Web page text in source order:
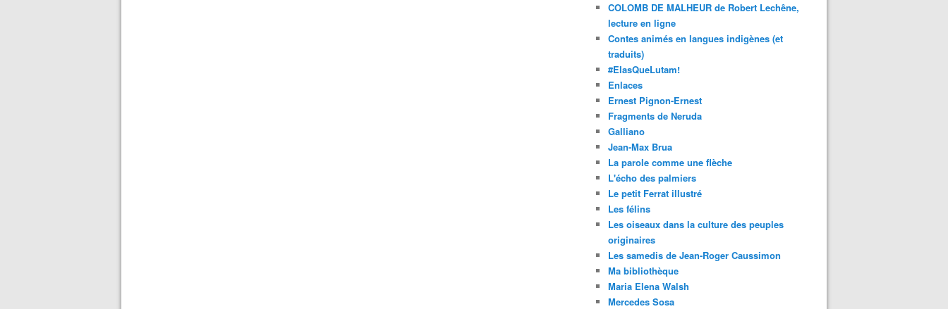
COLOMB DE MALHEUR de Robert Lechêne,
lecture en ligne
Contes animés en langues indigènes (et
traduits)
#ElasQueLutam!
Enlaces
Ernest Pignon-Ernest
Fragments de Neruda
Galliano
Jean-Max Brua
La parole comme une flèche
L'écho des palmiers
Le petit Ferrat illustré
Les félins
Les oiseaux dans la culture des peuples
originaires
Les samedis de Jean-Roger Caussimon
Ma bibliothèque
Maria Elena Walsh
Mercedes Sosa